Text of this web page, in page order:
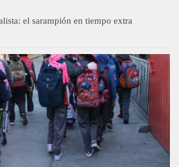
el sarampión en tiempo extra